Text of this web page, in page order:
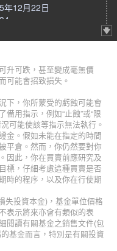
年12月22日
升可跌，甚至變成毫無價
可能會招致損失。
下，你所蒙受的虧蝕可能會
用指示，例如“止蝕”或“限
可能使該等指示無法執行。
金。假如未能在指定的時間
平倉。然而，你仍然要對你
因此，你在買賣前應研究及
標，仔細考慮這種買賣是否
時的程序，以及你在行使期
失投資本金)，基金單位價格
表示將來亦會有類似的表
閱讀有關基金之銷售文件(包
基金而言，特別是有關投資